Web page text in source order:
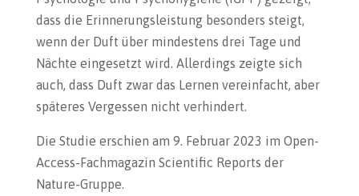
dass die Erinnerungsleistung besonders steigt,
wenn der Duft über mindestens drei Tage und
Nächte eingesetzt wird. Allerdings zeigte sich
auch, dass Duft zwar das Lernen vereinfacht, aber
späteres Vergessen nicht verhindert.
Die Studie erschien am 9. Februar 2023 im Open-
Access-Fachmagazin Scientific Reports der
Nature-Gruppe.